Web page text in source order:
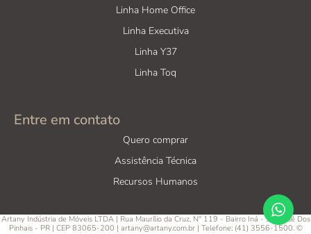
Linha Home Office
Linha Executiva
Linha Y37
Linha Toq
Entre em contato
Quero comprar
Assistência Técnica
Recursos Humanos
Artany Indústria de Móveis LTDA | Rua Maurílio da Cruz, N° 119 - Bairro Iná - São José Dos
Pinhais - PR | CEP 83065-200 | artany@artany.com.br | Telefone: (41) 3556-1500. ©